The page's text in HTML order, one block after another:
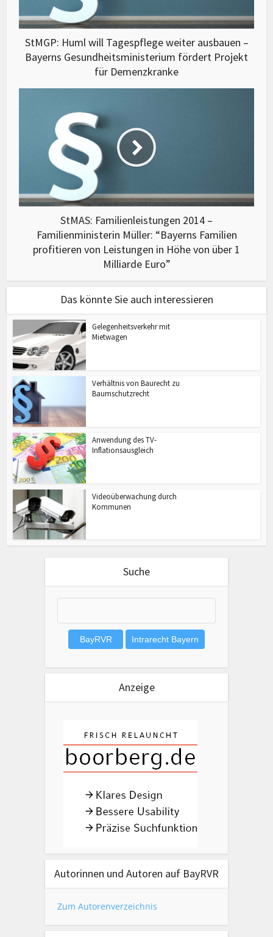
StMGP: Huml will Tagespflege weiter ausbauen –
Bayerns Gesundheitsministerium fördert Projekt
für Demenzkranke
StMAS: Familienleistungen 2014 –
Familienministerin Müller: “Bayerns Familien
profitieren von Leistungen in Höhe von über 1
Milliarde Euro”
Das könnte Sie auch interessieren
Gelegenheitsverkehr mit
Mietwagen
Verhältnis von Baurecht zu
Baumschutzrecht
Anwendung des TV-
Inflationsausgleich
Videoüberwachung durch
Kommunen
Suche
Anzeige
Autorinnen und Autoren auf BayRVR
Zum Autorenverzeichnis